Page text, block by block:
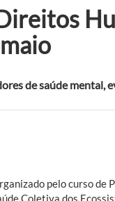
de saúde mental,
pelo curso de
Coletiva dos